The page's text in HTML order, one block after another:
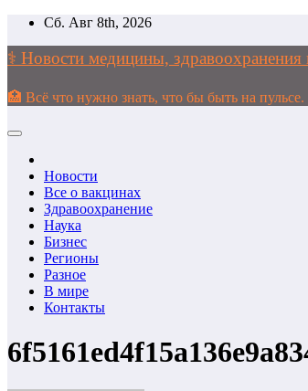
Перейти
содержимому
Сб. Авг 8th, 2026
⚕️ Новости медицины,
🏥 Всё что нужно знать, что бы быть на пульсе.
Новости
Все о вакцинах
Здравоохранение
Наука
Бизнес
Регионы
Разное
В мире
Контакты